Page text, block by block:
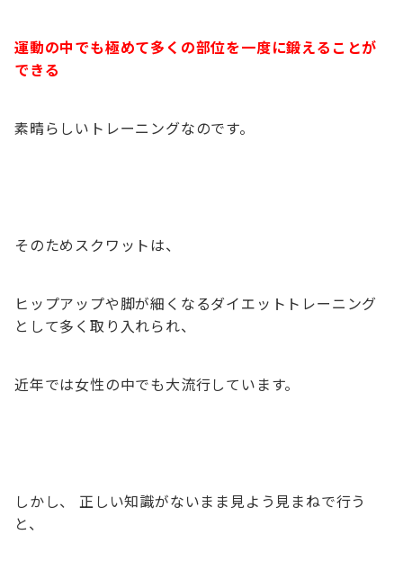
運動の中でも極めて多くの部位を一度に鍛えることが
できる
素晴らしいトレーニングなのです。
そのためスクワットは、
ヒップアップや脚が細くなるダイエットトレーニング
として多く取り入れられ、
近年では女性の中でも大流行しています。
しかし、 正しい知識がないまま見よう見まねで行う
と、